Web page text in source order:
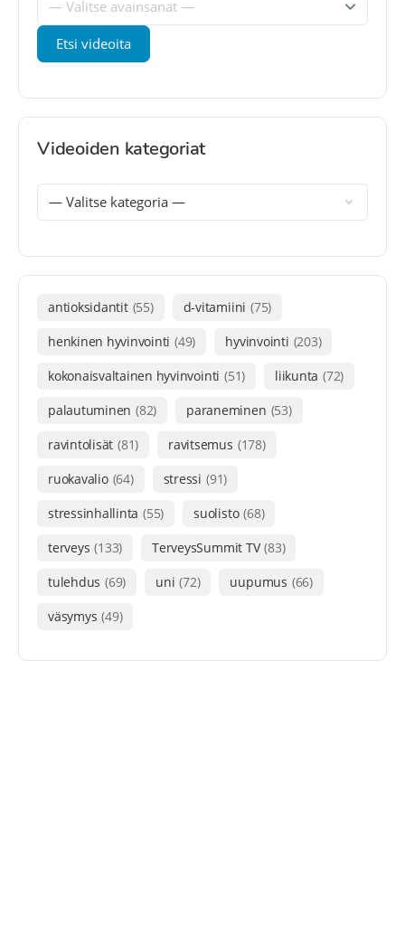
Videoiden kategoriat
antioksidantit (55) d-vitamiini (75)
henkinen hyvinvointi (49) hyvinvointi (203)
kokonaisvaltainen hyvinvointi (51) liikunta (72)
palautuminen (82) paraneminen (53)
ravintolisät (81) ravitsemus (178)
ruokavalio (64) stressi (91)
stressinhallinta (55) suolisto (68)
terveys (133) TerveysSummit TV (83)
tulehdus (69) uni (72) uupumus (66)
väsymys (49)